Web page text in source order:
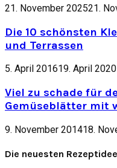
21. November 202521.
Die 10 schönsten
und Terrassen
5. April 201619. April 2020
Viel zu schade für
Gemüseblätter mit
9. November 201418.
Die neuesten